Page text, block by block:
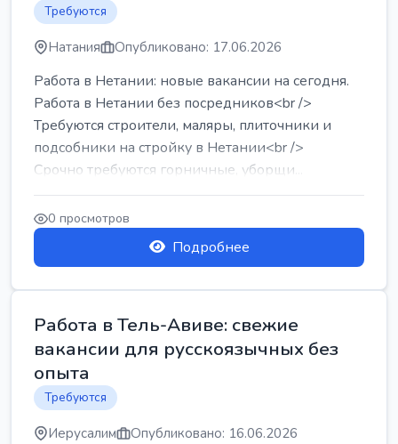
Требуются
Натания Опубликовано: 17.06.2026
Работа в Нетании: новые вакансии на сегодня.
Работа в Нетании без посредников<br />
Требуются строители, маляры, плиточники и
подсобники на стройку в Нетании<br />
Срочно требуются горничные, уборщи...
0 просмотров
Подробнее
Работа в Тель-Авиве: свежие
вакансии для русскоязычных без
опыта
Требуются
Иерусалим Опубликовано: 16.06.2026